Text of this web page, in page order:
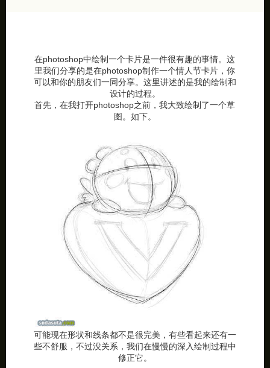
在photoshop中绘制一个卡片是一件很有趣的事情。这
里我们分享的是在photoshop制作一个情人节卡片，你
可以和你的朋友们一同分享。这里讲述的是我的绘制和
设计的过程。
首先，在我打开photoshop之前，我大致绘制了一个草
图。如下。
可能现在形状和线条都不是很完美，有些看起来还有一
些不舒服，不过没关系，我们在慢慢的深入绘制过程中
修正它。